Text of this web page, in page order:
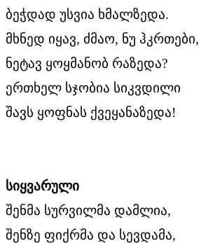
ბეჭდად უსვია ხმალზედა.
მხნედ იყავ, ძმაო, ნუ ჰკრთები,
ნეტავ ყოყმანობ რაზედა?
ერთხელ სჯობია სიკვდილი
შავს ყოფნას ქვეყანაზედა!
სიყვარული
შენმა სურვილმა დამლია,
შენზე ფიქრმა და სევდამა,